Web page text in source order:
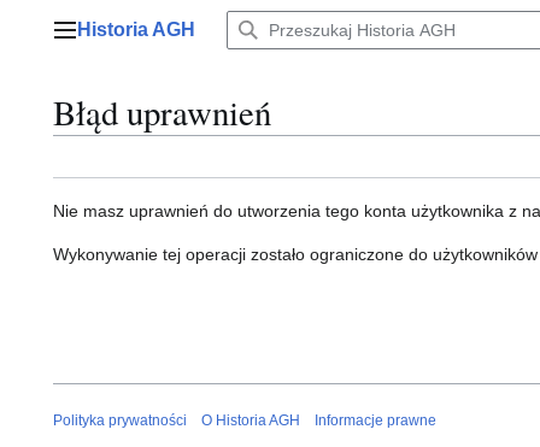
Menu główne
Historia AGH
Błąd uprawnień
Nie masz uprawnień do utworzenia tego konta użytkownika z
Wykonywanie tej operacji zostało ograniczone do
Polityka prywatności O Historia AGH Informacje prawne